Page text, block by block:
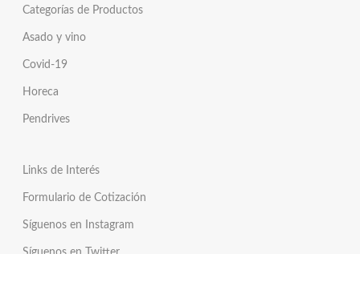
Categorías de Productos
Asado y vino
Covid-19
Horeca
Pendrives
Links de Interés
Formulario de Cotización
Síguenos en Instagram
Síguenos en Twitter